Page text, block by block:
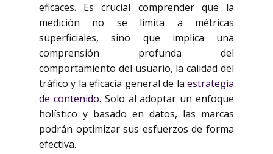
eficaces. Es crucial comprender que la
medición no se limita a métricas
superficiales, sino que implica una
comprensión profunda del
comportamiento del usuario, la calidad del
tráfico y la eficacia general de la estrategia
de contenido. Solo al adoptar un enfoque
holístico y basado en datos, las marcas
podrán optimizar sus esfuerzos de forma
efectiva.